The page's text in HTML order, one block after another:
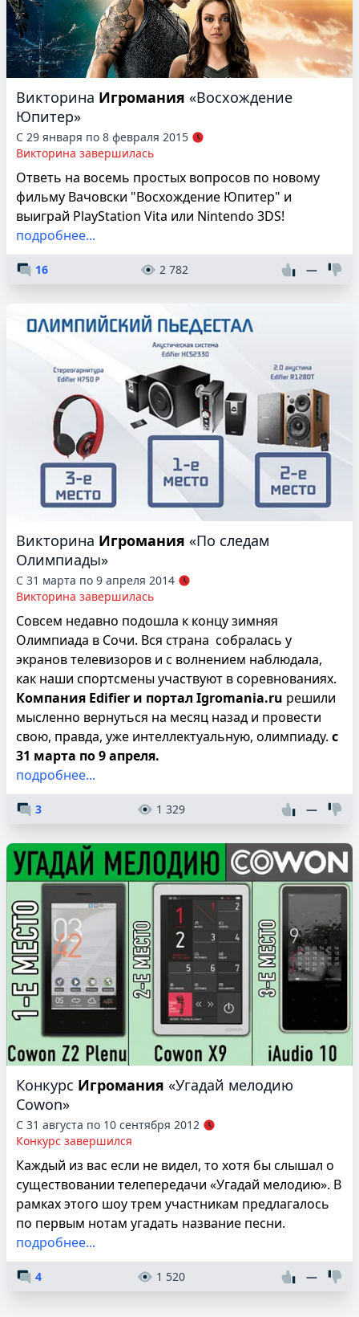
Викторина Игромания «Восхождение
Юпитер»
С 29 января по 8 февраля 2015
Викторина завершилась
Ответь на восемь простых вопросов по новому
фильму Вачовски "Восхождение Юпитер" и
выиграй PlayStation Vita или Nintendo 3DS!
подробнее...
16 2 782 —
Викторина Игромания «По следам
Олимпиады»
С 31 марта по 9 апреля 2014
Викторина завершилась
Совсем недавно подошла к концу зимняя
Олимпиада в Сочи. Вся страна собралась у
экранов телевизоров и с волнением наблюдала,
как наши спортсмены участвуют в соревнованиях.
Компания Edifier и портал Igromania.ru решили
мысленно вернуться на месяц назад и провести
свою, правда, уже интеллектуальную, олимпиаду. с
31 марта по 9 апреля.
подробнее...
3 1 329 —
Конкурс Игромания «Угадай мелодию
Cowon»
С 31 августа по 10 сентября 2012
Конкурс завершился
Каждый из вас если не видел, то хотя бы слышал о
существовании телепередачи «Угадай мелодию». В
рамках этого шоу трем участникам предлагалось
по первым нотам угадать название песни.
подробнее...
4 1 520 —